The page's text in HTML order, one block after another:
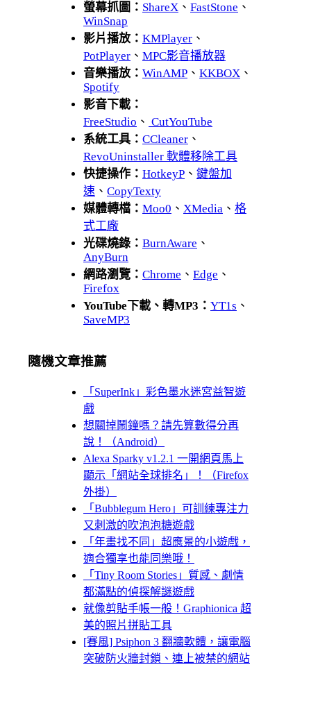
螢幕抓圖： ShareX 、 FastStone 、
WinSnap
影片播放： KMPlayer 、
PotPlayer 、 MPC影音播放器
音樂播放： WinAMP 、 KKBOX 、
Spotify
影音下載：
FreeStudio 、 CutYouTube
系統工具： CCleaner 、
RevoUninstaller 軟體移除工具
快捷操作： HotkeyP 、 鍵盤加
速 、 CopyTexty
媒體轉檔： Moo0 、 XMedia 、 格
式工廠
光碟燒錄： BurnAware 、
AnyBurn
網路瀏覽： Chrome 、 Edge 、
Firefox
YouTube下載、轉MP3： YT1s 、
SaveMP3
隨機文章推薦
「SuperInk」彩色墨水迷宮益智遊
戲
想關掉鬧鐘嗎？請先算數得分再
說！（Android）
Alexa Sparky v1.2.1 一開網頁馬上
顯示「網站全球排名」！（Firefox
外掛）
「Bubblegum Hero」可訓練專注力
又刺激的吹泡泡糖遊戲
「年畫找不同」超應景的小遊戲，
適合獨享也能同樂哦！
「Tiny Room Stories」質感、劇情
都滿點的偵探解謎遊戲
就像剪貼手帳一般！Graphionica 超
美的照片拼貼工具
[賽風] Psiphon 3 翻牆軟體，讓電腦
突破防火牆封鎖、連上被禁的網站